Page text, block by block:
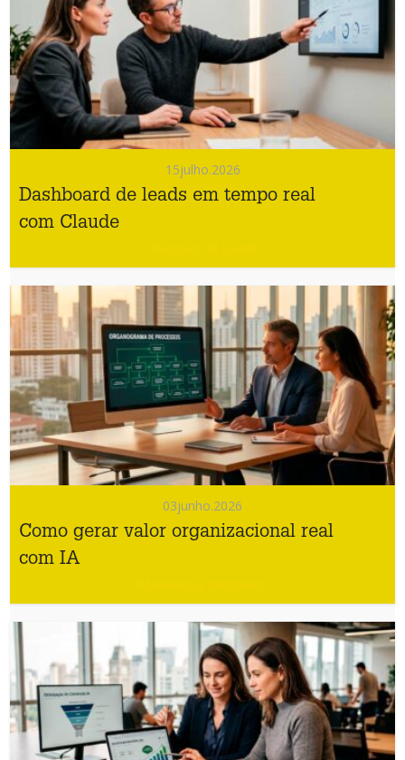
15julho.2026
Dashboard de leads em tempo real
com Claude
03junho.2026
Como gerar valor organizacional real
com IA